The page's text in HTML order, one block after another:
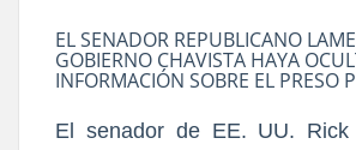
EL SENADOR REPUBLICANO
GOBIERNO CHAVISTA HAYA
INFORMACIÓN SOBRE EL PRESO
El senador de EE. UU. Rick